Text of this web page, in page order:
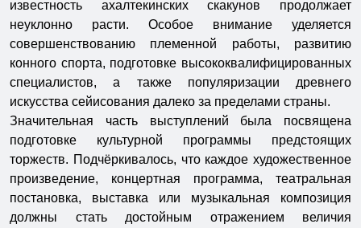
известность ахалтекинских скакунов продолжает
неуклонно расти. Особое внимание уделяется
совершенствованию племенной работы, развитию
конного спорта, подготовке высококвалифицированных
специалистов, а также популяризации древнего
искусства сейисования далеко за пределами страны.
Значительная часть выступлений была посвящена
подготовке культурной программы предстоящих
торжеств. Подчёркивалось, что каждое художественное
произведение, концертная программа, театральная
постановка, выставка или музыкальная композиция
должны стать достойным отражением величия